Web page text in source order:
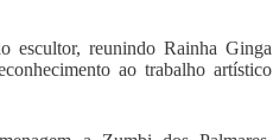
escultor, reunindo Rainha Ginga
ao trabalho artístico